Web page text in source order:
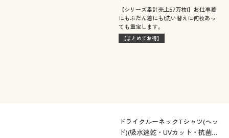
【シリーズ累計売上57万枚!】お仕事着
にもふだん着にも!洗い替えに何枚あっ
ても重宝します。
【まとめてお得】
ドライクルーネックTシャツ(ヘッ
ド)(吸水速乾・UVカット・抗菌防